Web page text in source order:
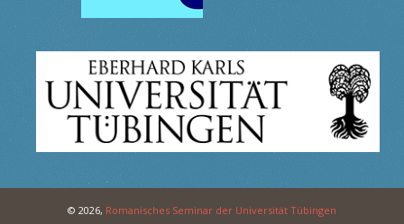
© 2026, Romanisches Seminar der Universität Tübingen